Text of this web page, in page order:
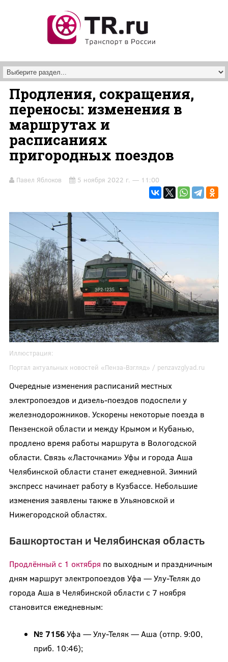
Продления, сокращения,
переносы: изменения в
маршрутах и
расписаниях
пригородных поездов
Павел Яблоков 5 ноября 2022 г. — 11:00
Иллюстрация:
Портал актуальных новостей «Пенза-Взгляд» / penzavzglyad.ru
Очередные изменения расписаний местных
электропоездов и дизель-поездов подоспели у
железнодорожников. Ускорены некоторые поезда в
Пензенской области и между Крымом и Кубанью,
продлено время работы маршрута в Вологодской
области. Связь «Ласточками» Уфы и города Аша
Челябинской области станет ежедневной. Зимний
экспресс начинает работу в Кузбассе. Небольшие
изменения заявлены также в Ульяновской и
Нижегородской областях.
Башкортостан и Челябинская область
Продлённый с 1 октября по выходным и праздничным
дням маршрут электропоездов Уфа — Улу-Теляк до
города Аша в Челябинской области с 7 ноября
становится ежедневным:
№ 7156Уфа — Улу-Теляк — Аша (отпр. 9:00,
приб. 10:46);